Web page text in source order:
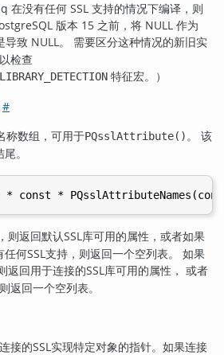
在没有任何 SSL 支持的情况下编译，则
版本 15 之前，将 NULL 作为
导致 NULL。 需要区分这种情况的新旧实
检查
特征宏。）
#
称数组，可用于PQsslAttribute() 。 该
。
则返回默认SSL库可用的属性，或者如果
任何SSL支持，则返回一个空列表。 如果
返回用于连接的SSL库可用的属性， 或者
返回一个空列表。
接的SSL实现特定对象的指针。如果连接